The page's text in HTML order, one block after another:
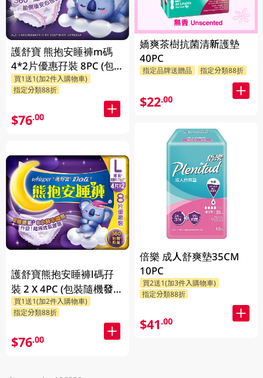
護舒寶 熊抱安睡褲m碼
4*2片優惠孖裝 8PC (包
裝隨機發放)
買1送1(加2件入購物車)
指定分類88折
$76.00
護舒寶熊抱安睡褲l碼孖
裝 2 X 4PC (包裝隨機發
放)
買1送1(加2件入購物車)
指定分類88折
$76.00
嬌爽茶樹抗菌清新護墊
40PC
指定品牌送贈品 指定分類88折
$22.00
倍樂 成人舒爽墊35CM
10PC
買2送1(加3件入購物車)
指定分類88折
$41.00